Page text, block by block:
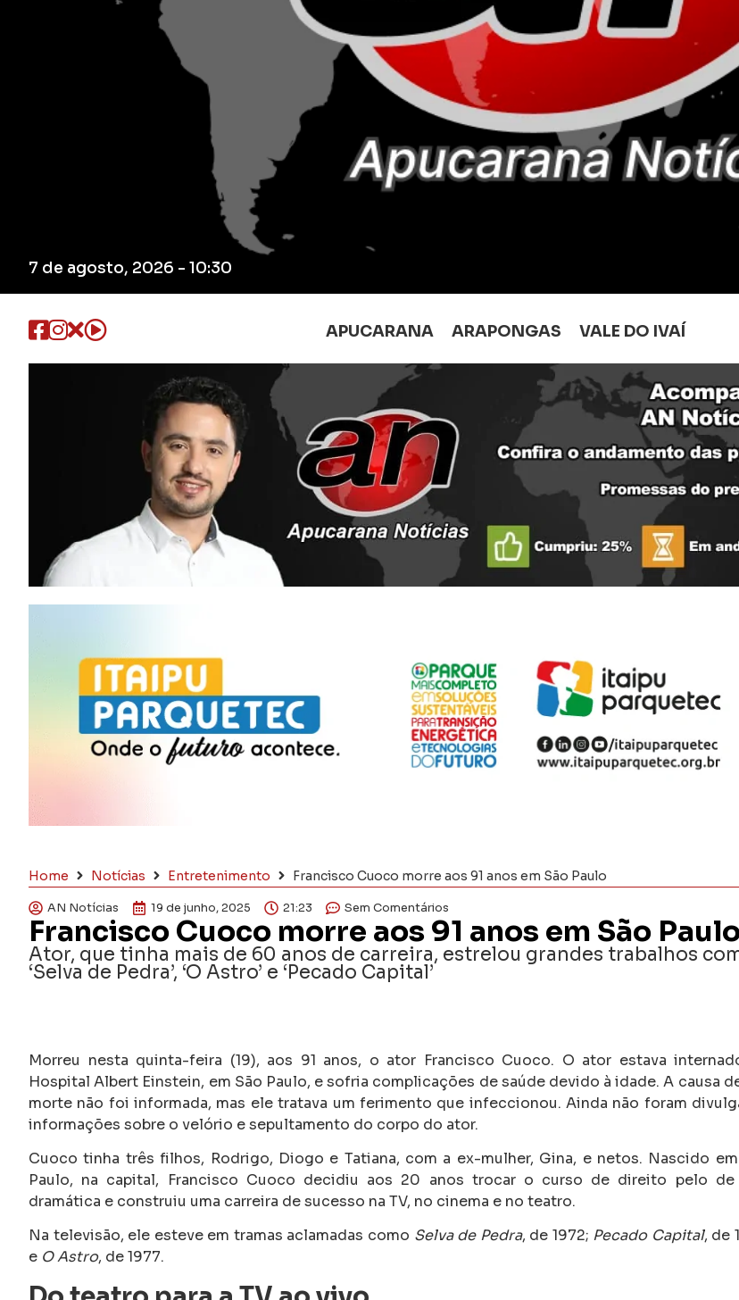
7 de agosto, 2026 - 10:30
APUCARANA ARAPONGAS VALE DO IVAÍ
Home Notícias Entretenimento Francisco Cuoco morre aos 91 anos em São Paulo
AN Notícias 19 de junho, 2025 21:23 Sem Comentários
Francisco Cuoco morre aos 91 anos em São
Ator, que tinha mais de 60 anos de carreira, estrelou grandes trabalhos
‘Selva de Pedra’, ‘O Astro’ e ‘Pecado Capital’
Morreu nesta quinta-feira (19), aos 91 anos, o ator Francisco Cuoco. O ator estava
Hospital Albert Einstein, em São Paulo, e sofria complicações de saúde devido à idade. A causa
morte não foi informada, mas ele tratava um ferimento que infeccionou. Ainda não foram
informações sobre o velório e sepultamento do corpo do ator.
Cuoco tinha três filhos, Rodrigo, Diogo e Tatiana, com a ex-mulher, Gina, e netos. Nascido
Paulo, na capital, Francisco Cuoco decidiu aos 20 anos trocar o curso de direito pelo de
dramática e construiu uma carreira de sucesso na TV, no cinema e no teatro.
Na televisão, ele esteve em tramas aclamadas como Selva de Pedra, de 1972; Pecado Capital, de
e O Astro, de 1977.